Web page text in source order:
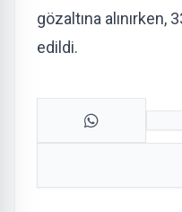
gözaltına alınırken,
edildi.